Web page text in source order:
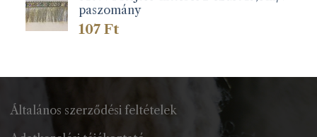
paszomány
107 Ft
Általános szerződési feltételek